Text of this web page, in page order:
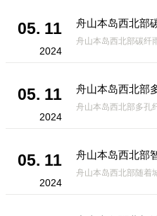
05. 11
2024
05. 11
2024
05. 11
2024